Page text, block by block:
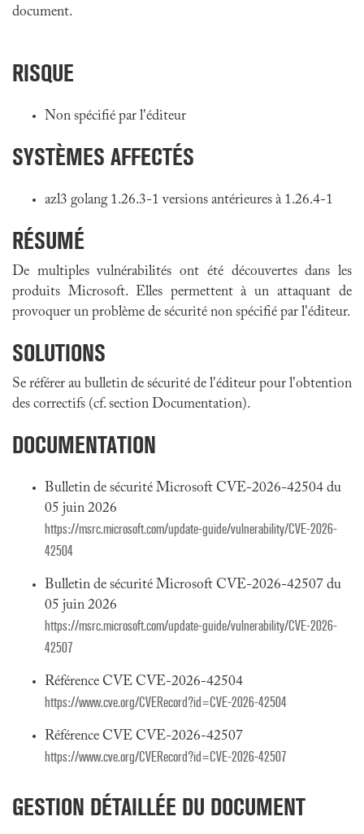
document.
RISQUE
Non spécifié par l'éditeur
SYSTÈMES AFFECTÉS
azl3 golang 1.26.3-1 versions antérieures à 1.26.4-1
RÉSUMÉ
De multiples vulnérabilités ont été découvertes dans les
produits Microsoft. Elles permettent à un attaquant de
provoquer un problème de sécurité non spécifié par l'éditeur.
SOLUTIONS
Se référer au bulletin de sécurité de l'éditeur pour l'obtention
des correctifs (cf. section Documentation).
DOCUMENTATION
Bulletin de sécurité Microsoft CVE-2026-42504 du
05 juin 2026
https://msrc.microsoft.com/update-guide/vulnerability/CVE-2026-
42504
Bulletin de sécurité Microsoft CVE-2026-42507 du
05 juin 2026
https://msrc.microsoft.com/update-guide/vulnerability/CVE-2026-
42507
Référence CVE CVE-2026-42504
https://www.cve.org/CVERecord?id=CVE-2026-42504
Référence CVE CVE-2026-42507
https://www.cve.org/CVERecord?id=CVE-2026-42507
GESTION DÉTAILLÉE DU DOCUMENT